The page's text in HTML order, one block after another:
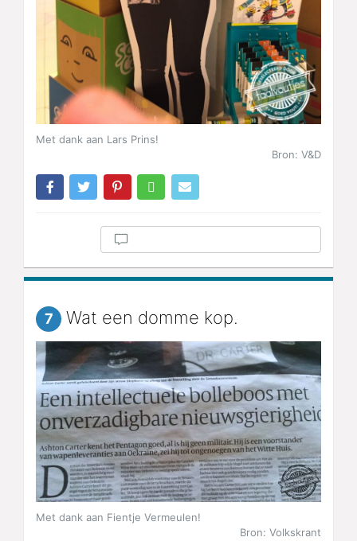
Met dank aan Lars Prins!
Bron: V&D
7 Wat een domme kop.
Met dank aan Fientje Vermeulen!
Bron: Volkskrant